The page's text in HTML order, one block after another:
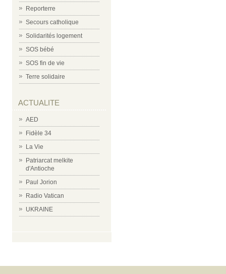
Reporterre
Secours catholique
Solidarités logement
SOS bébé
SOS fin de vie
Terre solidaire
ACTUALITE
AED
Fidèle 34
La Vie
Patriarcat melkite
d'Antioche
Paul Jorion
Radio Vatican
UKRAINE